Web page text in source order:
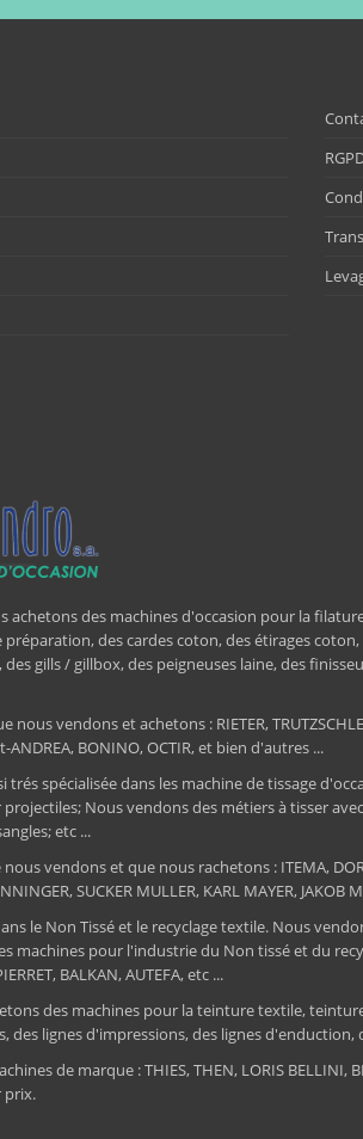
achetons des machines d'occasion pour la
préparation, des cardes coton, des étirages
des gills / gillbox, des peigneuses laine, des
vendons et achetons : RIETER,
ANDREA, BONINO, OCTIR, et bien d'autres ...
trés spécialisée dans les machine de tissage
Nous vendons des métiers à tisser
etc ...
vendons et que nous rachetons : ITEMA,
SUCKER MULLER, KARL MAYER, JAKOB
le Non Tissé et le recyclage textile. Nous
machines pour l'industrie du Non tissé et du
BALKAN, AUTEFA, etc ...
des machines pour la teinture textile,
des lignes d'impressions, des lignes d'enduction,
de marque : THIES, THEN, LORIS BELLINI,
prix.